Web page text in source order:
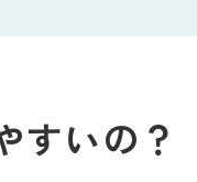
すいの？